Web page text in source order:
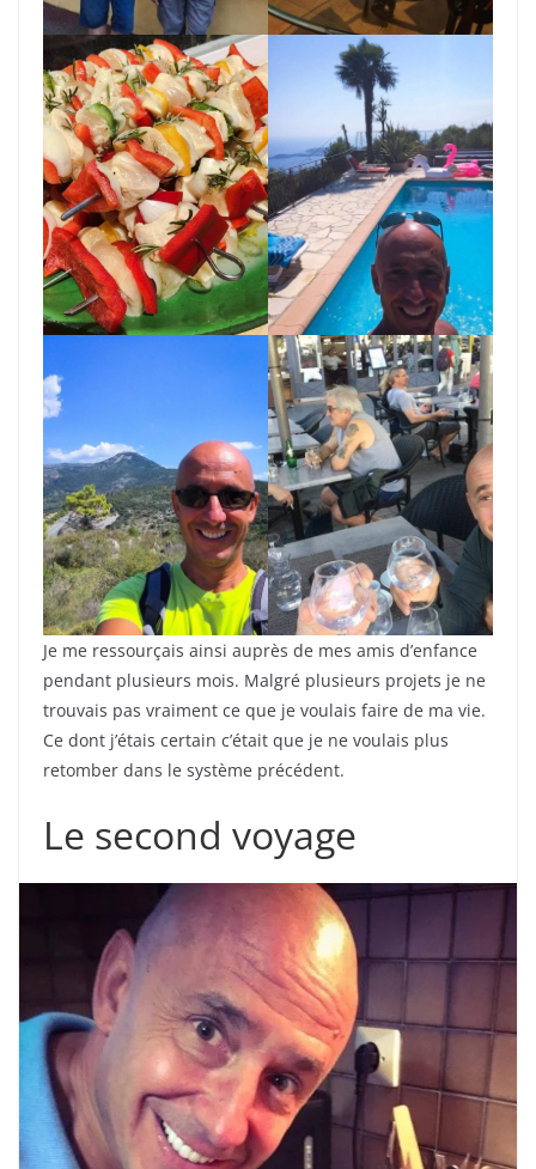
Je me ressourçais ainsi auprès de mes amis d’enfance
pendant plusieurs mois. Malgré plusieurs projets je ne
trouvais pas vraiment ce que je voulais faire de ma vie.
Ce dont j’étais certain c’était que je ne voulais plus
retomber dans le système précédent.
Le second voyage